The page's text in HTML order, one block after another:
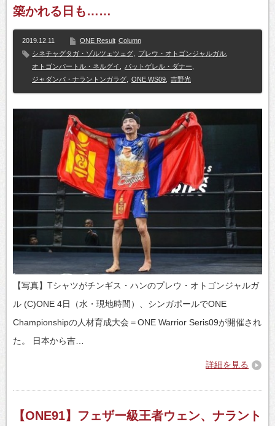
築かれる日も……
2019.12.11 ONE Result Column
シネチャグタガ・ゾルツェツェグ
プレウ・オトゴンジャルガル
オトゴンバートル・ネルグイ
バットゲレル・ダナー
ジャダンバ・ナラントンガラグ
ONE WS09 吉野光
【写真】Tシャツがチンギス・ハンのプレウ・オトゴンジャルガ
ル (C)ONE 4日（水・現地時間）、シンガポールでONE
Championshipの人材育成大会＝ONE Warrior Seris09が開催され
た。 日本から吉…
詳細を見る
【ONE91】フェザー級王者ウェン、ナラント